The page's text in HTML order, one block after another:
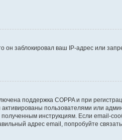
заблокировал ваш IP-адрес или
поддержка COPPA и при
пользователями или
инструкциям. Если email-
адрес email, попробуйте